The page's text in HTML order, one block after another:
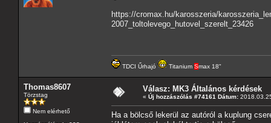
https://cromax.hu/karosszeria/
2007_toltolevego_hutovel_szerelt_23426
TDCI Űrhajó Titanium Smax 18"
Thomas8607
Törzstag
Nem elérhető
Válasz: MK3 Általános kérdések
« Új hozzászólás #74161 Dátum:
Ha a bölcső lekerül az autóról a kuplung